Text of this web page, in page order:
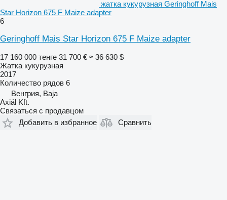
жатка кукурузная Geringhoff Mais
Star Horizon 675 F Maize adapter
6
Geringhoff Mais Star Horizon 675 F Maize adapter
17 160 000 тенге 31 700 € ≈ 36 630 $
Жатка кукурузная
2017
Количество рядов 6
Венгрия, Baja
Axiál Kft.
Связаться с продавцом
Добавить в избранное
Сравнить